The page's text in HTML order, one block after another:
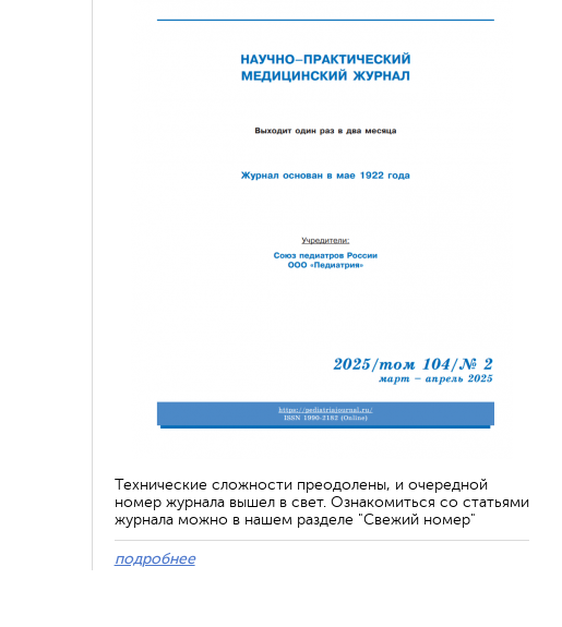
Технические сложности преодолены, и очередной
номер журнала вышел в свет. Ознакомиться со статьями
журнала можно в нашем разделе "Свежий номер"
подробнее